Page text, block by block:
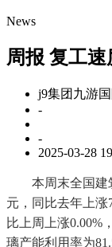
News
周报 复工速
j9集团九游
-
-
2025-03-28
本周末全国建筑
元，同比去年上涨
比上周上涨0.00%
璃产能利用率为